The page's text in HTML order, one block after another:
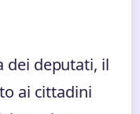
dei deputati, il
ai cittadini